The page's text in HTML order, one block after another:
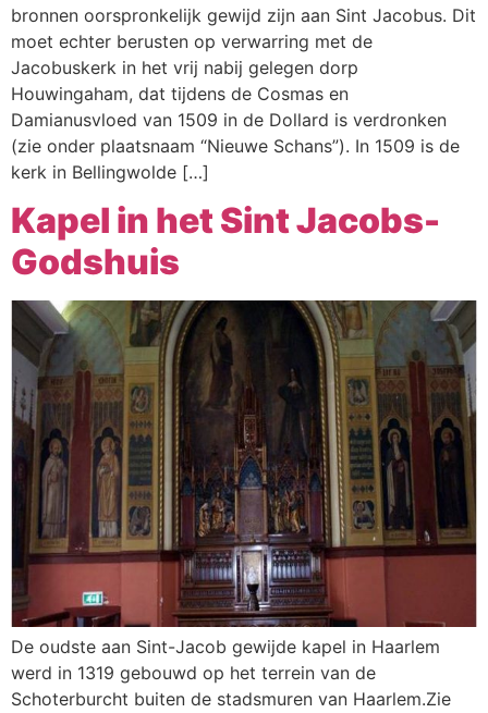
bronnen oorspronkelijk gewijd zijn aan Sint Jacobus. Dit
moet echter berusten op verwarring met de
Jacobuskerk in het vrij nabij gelegen dorp
Houwingaham, dat tijdens de Cosmas en
Damianusvloed van 1509 in de Dollard is verdronken
(zie onder plaatsnaam “Nieuwe Schans”). In 1509 is de
kerk in Bellingwolde […]
Kapel in het Sint Jacobs-
Godshuis
De oudste aan Sint-Jacob gewijde kapel in Haarlem
werd in 1319 gebouwd op het terrein van de
Schoterburcht buiten de stadsmuren van Haarlem.Zie